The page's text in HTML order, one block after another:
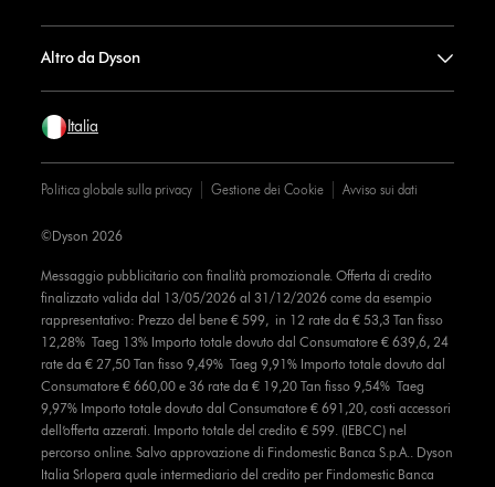
Altro da Dyson
Italia
Politica globale sulla privacy Gestione dei Cookie Avviso sui dati
Messaggio pubblicitario con finalità promozionale. Offerta di credito
finalizzato valida dal 13/05/2026 al 31/12/2026 come da esempio
rappresentativo: Prezzo del bene € 599, in 12 rate da € 53,3 Tan fisso
12,28% Taeg 13% Importo totale dovuto dal Consumatore € 639,6, 24
rate da € 27,50 Tan fisso 9,49% Taeg 9,91% Importo totale dovuto dal
Consumatore € 660,00 e 36 rate da € 19,20 Tan fisso 9,54% Taeg
9,97% Importo totale dovuto dal Consumatore € 691,20, costi accessori
dell’offerta azzerati. Importo totale del credito € 599. (IEBCC) nel
percorso online. Salvo approvazione di Findomestic Banca S.p.A.. Dyson
Italia Srlopera quale intermediario del credito per Findomestic Banca
©Dyson 2026